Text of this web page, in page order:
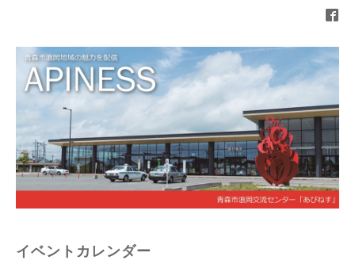
イベントカレンダー